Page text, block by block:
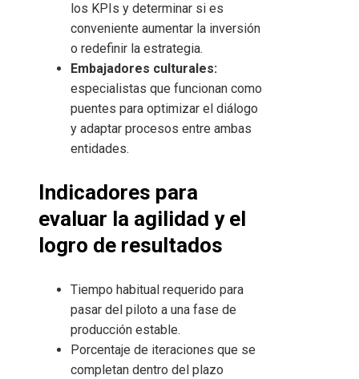
los KPIs y determinar si es
conveniente aumentar la inversión
o redefinir la estrategia.
Embajadores culturales:
especialistas que funcionan como
puentes para optimizar el diálogo
y adaptar procesos entre ambas
entidades.
Indicadores para
evaluar la agilidad y el
logro de resultados
Tiempo habitual requerido para
pasar del piloto a una fase de
producción estable.
Porcentaje de iteraciones que se
completan dentro del plazo